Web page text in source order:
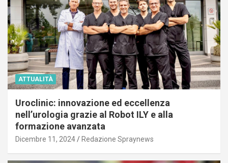
ATTUALITÀ
Uroclinic: innovazione ed eccellenza
nell’urologia grazie al Robot ILY e alla
formazione avanzata
Dicembre 11, 2024 Redazione Spraynews